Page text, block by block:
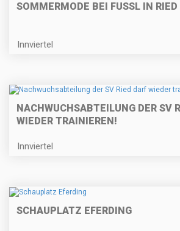
SOMMERMODE BEI FUSSL IN RIED
Innviertel
NACHWUCHSABTEILUNG DER SV
WIEDER TRAINIEREN!
Innviertel
SCHAUPLATZ EFERDING